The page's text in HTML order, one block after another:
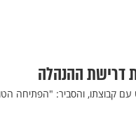
דרישת ההנהלה
עם קבוצתו, והסביר: "הפתיחה